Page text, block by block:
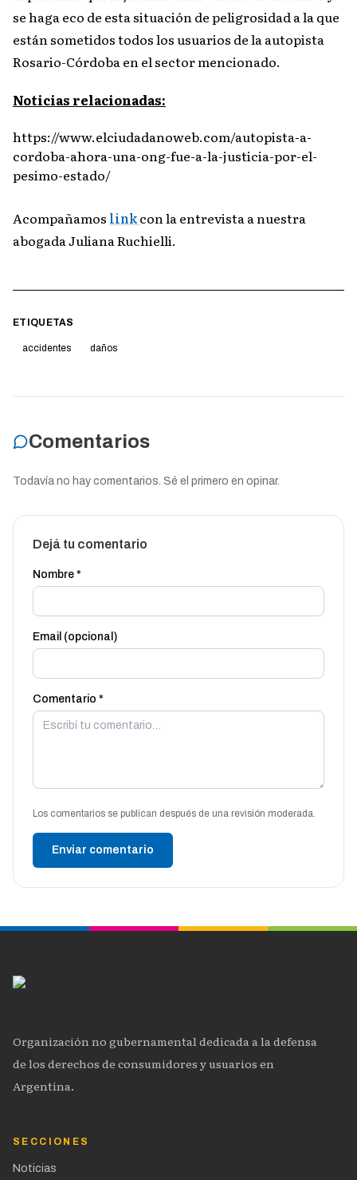
se haga eco de esta situación de peligrosidad a la que
están sometidos todos los usuarios de la autopista
Rosario-Córdoba en el sector mencionado.
Noticias relacionadas:
https://www.elciudadanoweb.com/autopista-a-
cordoba-ahora-una-ong-fue-a-la-justicia-por-el-
pesimo-estado/
Acompañamos linkcon la entrevista a nuestra
abogada Juliana Ruchielli.
ETIQUETAS
accidentes daños
Comentarios
Todavía no hay comentarios. Sé el primero en opinar.
Dejá tu comentario
Nombre *
Email (opcional)
Comentario *
Los comentarios se publican después de una revisión moderada.
Enviar comentario
Organización no gubernamental dedicada a la defensa
de los derechos de consumidores y usuarios en
Argentina.
SECCIONES
Noticias